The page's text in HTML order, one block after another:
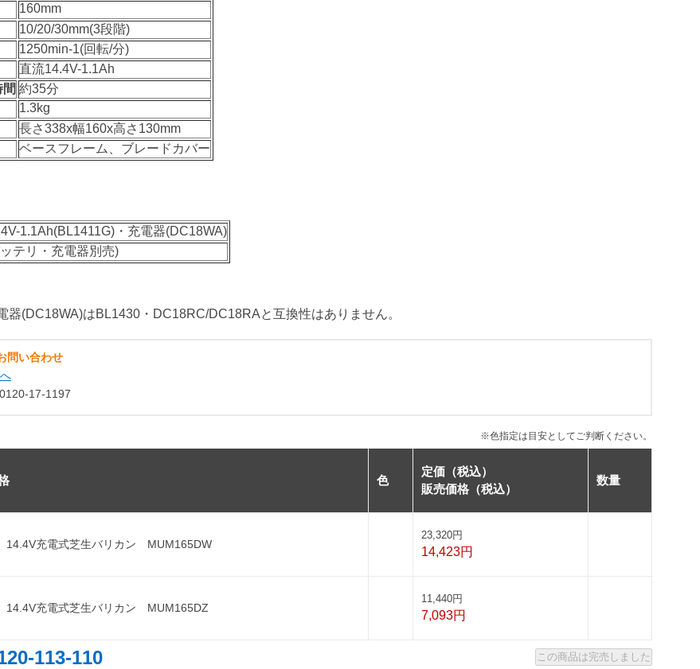
160mm
10/20/30mm(3段階)
1250min-1(回転/分)
直流14.4V-1.1Ah
約35分
1.3kg
長さ338x幅160x高さ130mm
ベースフレーム、ブレードカバー
1.1Ah(BL1411G)・充電器(DC18WA)
テリ・充電器別売)
(DC18WA)はBL1430・DC18RC/DC18RAと互換性はありません。
問い合わせ
17-1197
※色指定は目安としてご判断ください。
色
定価（税込）
販売価格（税込）
数量
充電式芝生バリカン MUM165DW
23,320円
14,423円
充電式芝生バリカン MUM165DZ
11,440円
7,093円
113-110